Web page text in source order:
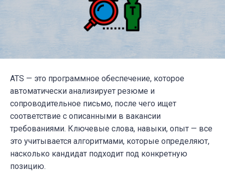
ATS — это программное обеспечение, которое
автоматически анализирует резюме и
сопроводительное письмо, после чего ищет
соответствие с описанными в вакансии
требованиями. Ключевые слова, навыки, опыт — все
это учитывается алгоритмами, которые определяют,
насколько кандидат подходит под конкретную
позицию.